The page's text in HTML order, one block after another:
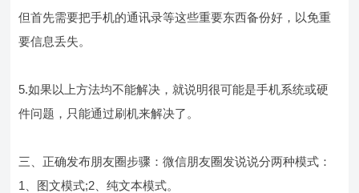
但首先需要把手机的通讯录等这些重要东西备份好，以免重
要信息丢失。
5.如果以上方法均不能解决，就说明很可能是手机系统或硬
件问题，只能通过刷机来解决了。
三、正确发布朋友圈步骤：微信朋友圈发说说分两种模式：
1、图文模式;2、纯文本模式。